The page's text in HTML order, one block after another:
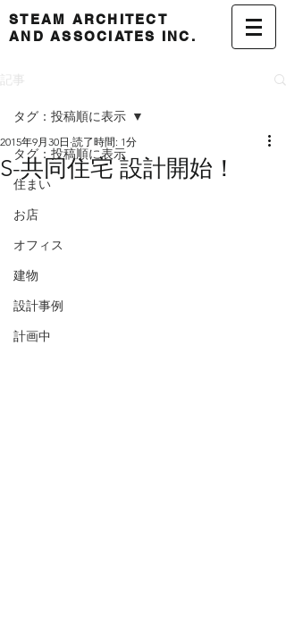
STEAM ARCHITECT
AND ASSOCIATES INC.
記事
タグ：投稿順に表示
住まい
お店
オフィス
建物
設計事例
計画中
タグ：投稿順に表示
S-共同住宅 設計開始！
2015年9月30日 読了時間: 1分